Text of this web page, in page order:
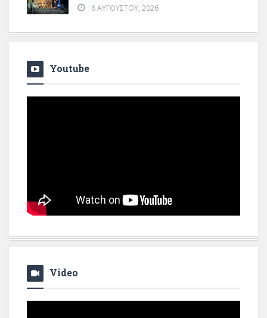
6 ΑΥΓΟΎΣΤΟΥ, 2026
Youtube
Video